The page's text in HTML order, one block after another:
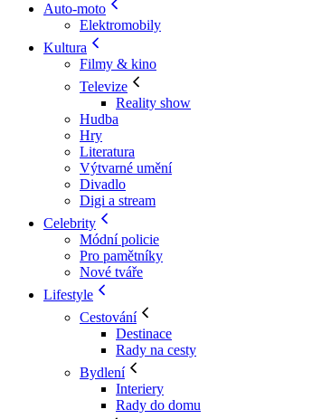
Auto-moto
Elektromobily
Kultura
Filmy & kino
Televize
Reality show
Hudba
Hry
Literatura
Výtvarné umění
Divadlo
Digi a stream
Celebrity
Módní policie
Pro pamětníky
Nové tváře
Lifestyle
Cestování
Destinace
Rady na cesty
Bydlení
Interiery
Rady do domu